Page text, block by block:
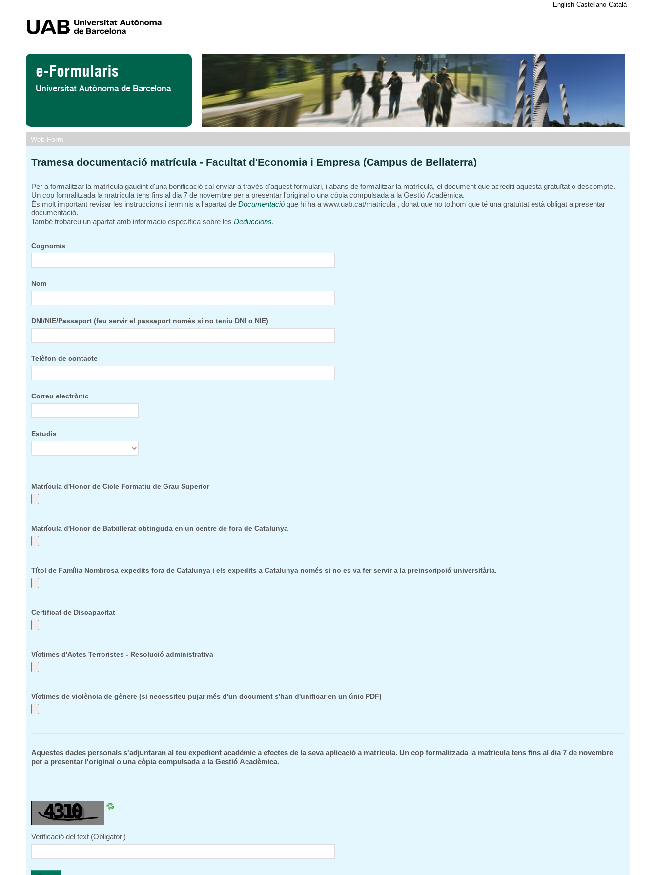
Català
Castellano
English
e-Formularis
Universitat Autònoma de Barcelona
Web Form
Tramesa documentació matrícula - Facultat d'Economia i Empresa (Campus de Bellaterra)
Per a formalitzar la matrícula gaudint d'una bonificació cal enviar a través d'aquest formulari, i abans de formalitzar la matrícula, el document que acrediti aquesta gratuïtat o descompte.
Un cop formalitzada la matrícula tens fins al dia 7 de novembre per a presentar l'original o una còpia compulsada a la Gestió Acadèmica.
És molt important revisar les instruccions i terminis a l'apartat de Documentació que hi ha a www.uab.cat/matricula , donat que no tothom que té una gratuïtat està obligat a presentar
documentació.
També trobareu un apartat amb informació específica sobre les Deduccions.
Cognom/s
Nom
DNI/NIE/Passaport (feu servir el passaport només si no teniu DNI o NIE)
Telèfon de contacte
Correu electrònic
Estudis
Matrícula d'Honor de Cicle Formatiu de Grau Superior
Matrícula d'Honor de Batxillerat obtinguda en un centre de fora de Catalunya
Títol de Família Nombrosa expedits fora de Catalunya i els expedits a Catalunya només si no es va fer servir a la preinscripció universitària.
Certificat de Discapacitat
Víctimes d'Actes Terroristes - Resolució administrativa
Víctimes de violència de gènere (si necessiteu pujar més d'un document s'han d'unificar en un únic PDF)
Aquestes dades personals s'adjuntaran al teu expedient acadèmic a efectes de la seva aplicació a matrícula. Un cop formalitzada la matrícula tens fins al dia 7 de novembre
per a presentar l'original o una còpia compulsada a la Gestió Acadèmica.
Verificació del text (Obligatori)